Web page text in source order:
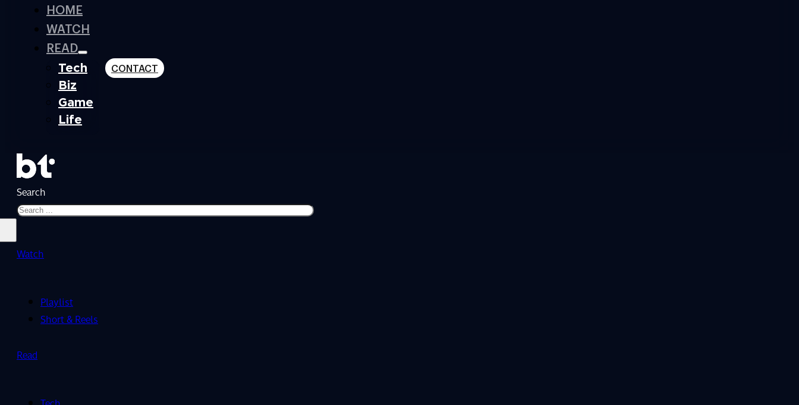
HOME
WATCH
READ
Tech
Biz
Game
Life
CONTACT
Search
Watch
Playlist
Short & Reels
Read